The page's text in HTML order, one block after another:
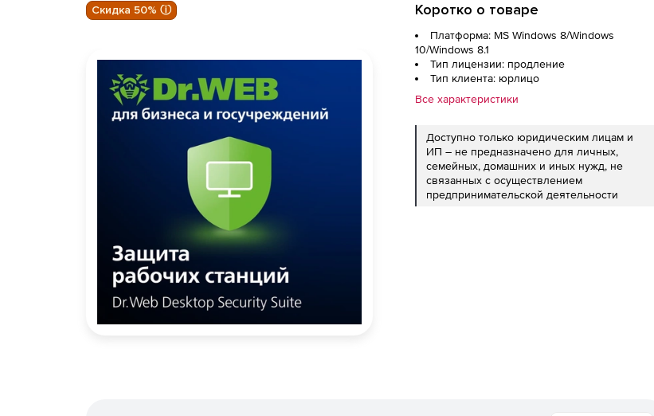
Скидка 50% ⓘ Коротко о товаре
Платформа: MS Windows 8/Windows
10/Windows 8.1
Тип лицензии: продление
Тип клиента: юрлицо
Все характеристики
Доступно только юридическим лицам и
ИП – не предназначено для личных,
семейных, домашних и иных нужд, не
связанных с осуществлением
предпринимательской деятельности